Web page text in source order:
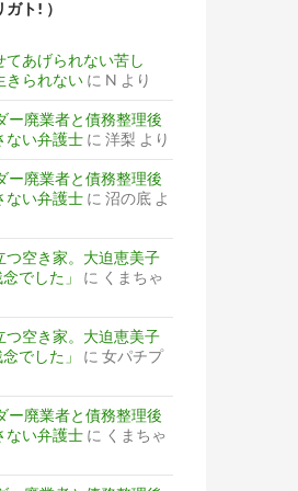
ト! ）
あげられない苦し
きられない に N より
ー廃業者と債務整理後
ない弁護士 に 洋梨 より
ー廃業者と債務整理後
ない弁護士 に 沼の底 よ
つ空き家。大迫恵美子
でした」
に くまちゃ
つ空き家。大迫恵美子
でした」
に 女パチプ
ー廃業者と債務整理後
ない弁護士 に くまちゃ